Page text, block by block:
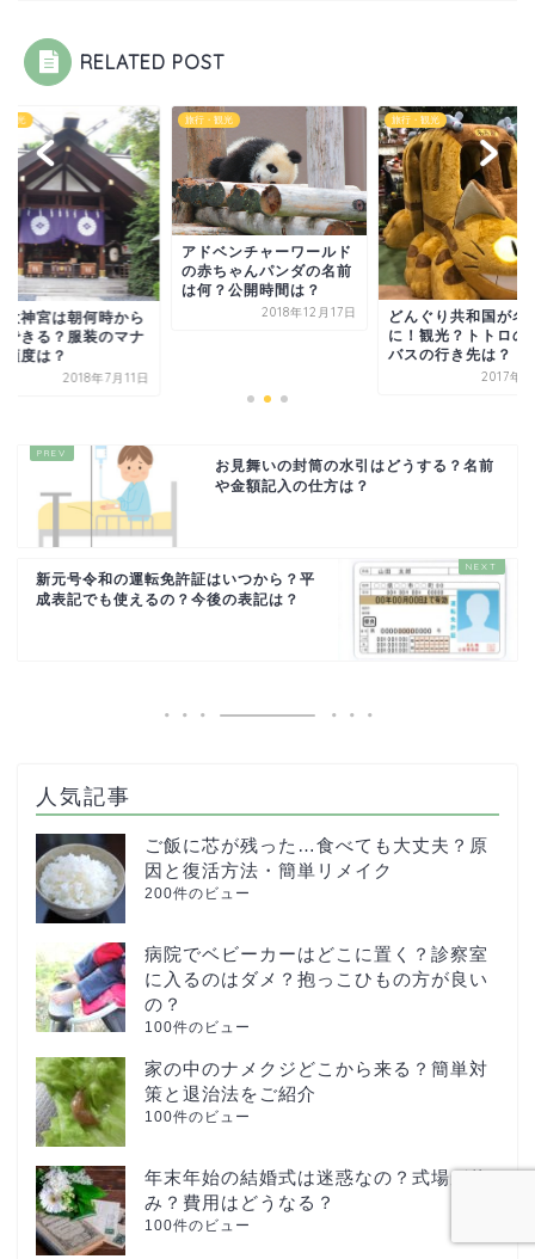
RELATED POST
観光
ベンチャーワールド
ちゃんパンダの名前
？公開時間は？
2018年12月17日
旅行・観光
どんぐり共和国が名古屋
旅行・観光
東京大神宮は朝何時
参拝できる？服装の
ーや頻度は？
2018年7
お見舞いの封筒の水引はどうする？名前
や金額記入の仕方は？
新元号令和の運転免許証はいつから？平
成表記でも使えるの？今後の表記は？
人気記事
ご飯に芯が残った…食べても大丈夫？原
因と復活方法・簡単リメイク
200件のビュー
病院でベビーカーはどこに置く？診察室
に入るのはダメ？抱っこひもの方が良い
の？
100件のビュー
家の中のナメクジどこから来る？簡単対
策と退治法をご紹介
100件のビュー
年末年始の結婚式は迷惑なの？式場が休
み？費用はどうなる？
100件のビュー